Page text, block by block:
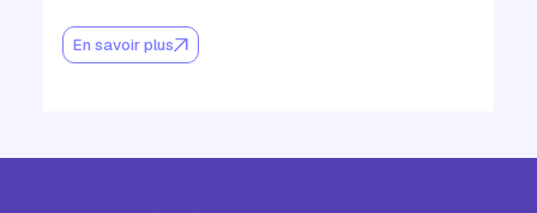
En savoir plus